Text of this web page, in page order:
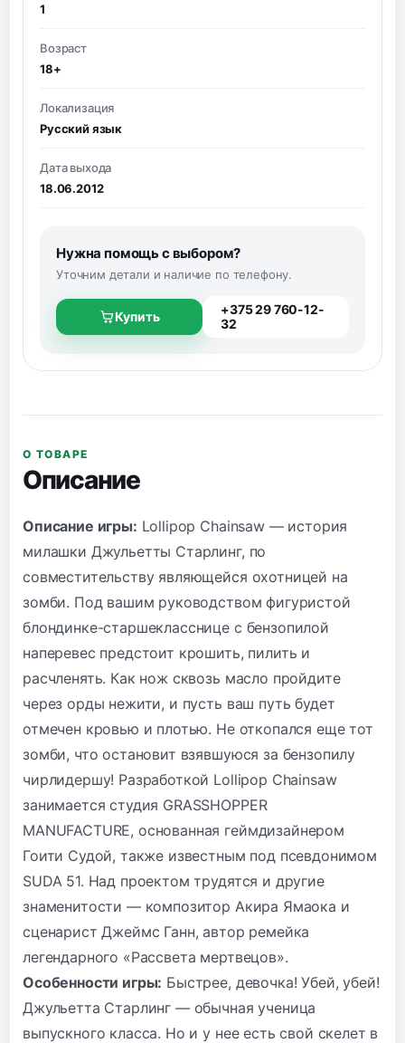
1
Возраст
18+
Локализация
Русский язык
Дата выхода
18.06.2012
Нужна помощь с выбором?
Уточним детали и наличие по телефону.
Купить
+375 29 760-12-
32
О ТОВАРЕ
Описание
Описание игры: Lollipop Chainsaw — история
милашки Джульетты Старлинг, по
совместительству являющейся охотницей на
зомби. Под вашим руководством фигуристой
блондинке-старшекласснице с бензопилой
наперевес предстоит крошить, пилить и
расчленять. Как нож сквозь масло пройдите
через орды нежити, и пусть ваш путь будет
отмечен кровью и плотью. Не откопался еще тот
зомби, что остановит взявшуюся за бензопилу
чирлидершу! Разработкой Lollipop Chainsaw
занимается студия GRASSHOPPER
MANUFACTURE, основанная геймдизайнером
Гоити Судой, также известным под псевдонимом
SUDA 51. Над проектом трудятся и другие
знаменитости — композитор Акира Ямаока и
сценарист Джеймс Ганн, автор ремейка
легендарного «Рассвета мертвецов».
Особенности игры: Быстрее, девочка! Убей, убей!
Джульетта Старлинг — обычная ученица
выпускного класса. Но и у нее есть свой скелет в